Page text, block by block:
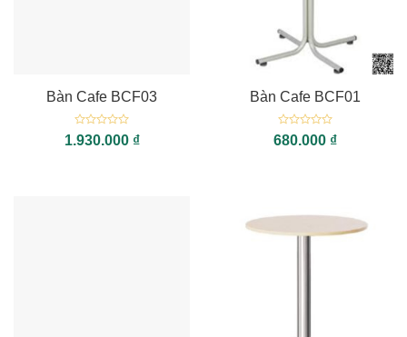
Bàn Cafe BCF03
Được
xếp
1.930.000 ₫
Bàn Cafe BCF01
Được
xếp
680.000 ₫